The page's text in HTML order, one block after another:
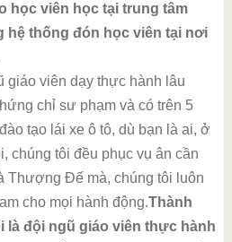
học viên học tại trung tâm
hệ thống đón học viên tại nơi
giáo viên dạy thực hành lâu
chỉ sư phạm và có trên 5
tạo lái xe ô tô, dù bạn là ai, ở
chúng tôi đều phục vụ ân cần
Thượng Đế mà, chúng tôi luôn
cho mọi hành động.Thành
là đội ngũ giáo viên thực hành